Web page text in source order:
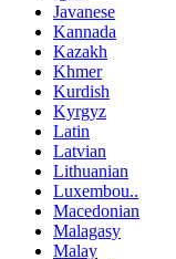
Javanese
Kannada
Kazakh
Khmer
Kurdish
Kyrgyz
Latin
Latvian
Lithuanian
Luxembou..
Macedonian
Malagasy
Malay